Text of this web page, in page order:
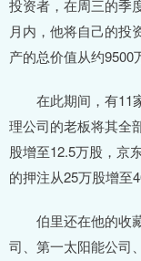
投资者，在周三的季
月内，他将自己的投
产的总价值从约9500
在此期间，有11家
理公司的老板将其全
股增至12.5万股，京
的押注从25万股增至
伯里还在他的收藏
司、第一太阳能公司